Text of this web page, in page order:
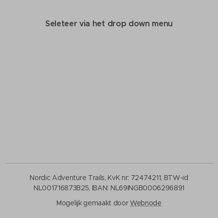
Seleteer via het drop down menu
Nordic Adventure Trails, KvK nr: 72474211, BTW-id
NL001716873B25, IBAN: NL69INGB0006296891
Mogelijk gemaakt doorWebnode